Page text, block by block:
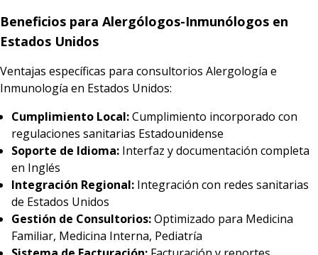
Beneficios para Alergólogos-Inmunólogos en
Estados Unidos
Ventajas específicas para consultorios Alergología e
Inmunología en Estados Unidos:
Cumplimiento Local:Cumplimiento incorporado con
regulaciones sanitarias Estadounidense
Soporte de Idioma: Interfaz y documentación completa
en Inglés
Integración Regional: Integración con redes sanitarias
de Estados Unidos
Gestión de Consultorios:Optimizado para Medicina
Familiar, Medicina Interna, Pediatría